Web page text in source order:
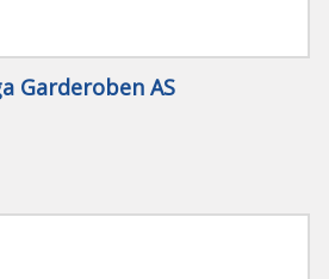
Garderoben AS